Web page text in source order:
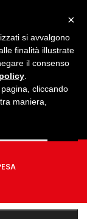
×
si avvalgono
finalità illustrate
il consenso
cliccando
maniera,